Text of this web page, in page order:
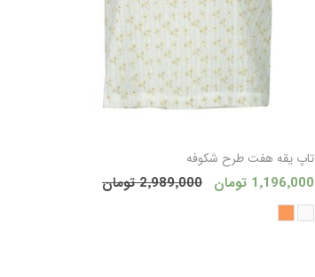
خرید
تاپ یقه هفت طرح شکوفه
1٬196٬000 تومان 2٬989٬000 تومان